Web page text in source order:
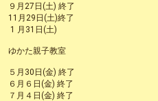
９月27日(土) 終了
11月29日(土)終了
1 月31日(土)
ゆかた親子教室
５月30日(金) 終了
６月６日(金) 終了
７月４日(金) 終了